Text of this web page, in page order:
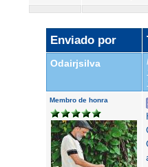
Enviado por
Odairjsilva
Membro de honra